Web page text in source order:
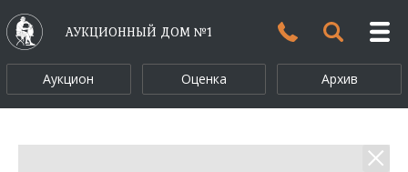
АУКЦИОННЫЙ ДОМ №1
Аукцион Оценка Архив